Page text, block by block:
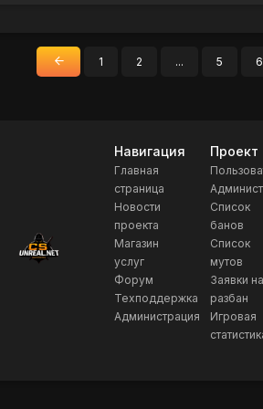
« 1 2 ... 5 6
Навигация
Главная
страница
Новости
проекта
Магазин
услуг
Форум
Техподдержка
Администрация
Проект
Список
банов
Список
мутов
Заявки на
разбан
Игровая